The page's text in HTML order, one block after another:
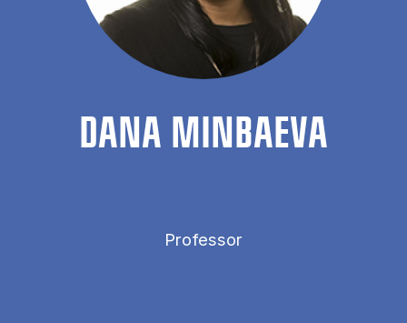
DANA MIN­BAEVA
Professor